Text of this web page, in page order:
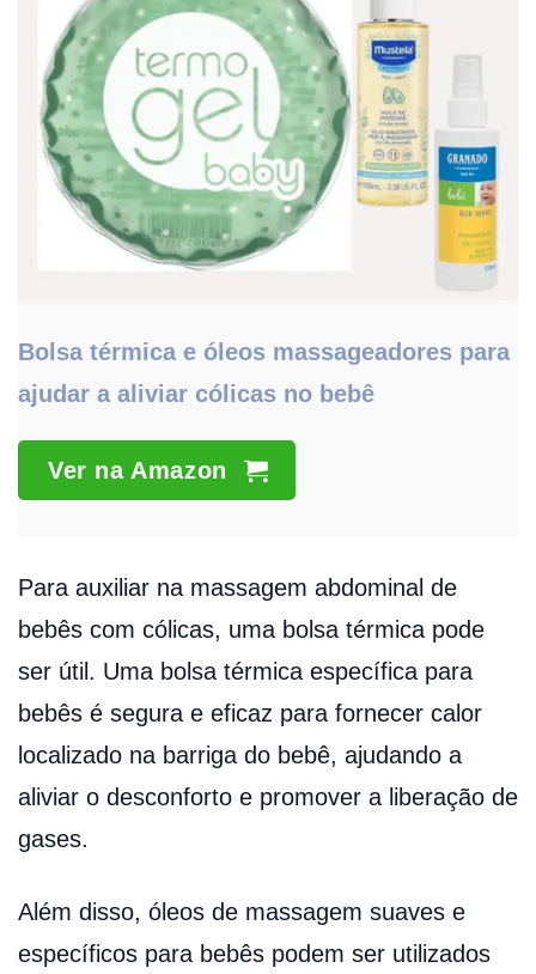
Bolsa térmica e óleos massageadores para
ajudar a aliviar cólicas no bebê
Ver na Amazon
Para auxiliar na massagem abdominal de
bebês com cólicas, uma bolsa térmica pode
ser útil. Uma bolsa térmica específica para
bebês é segura e eficaz para fornecer calor
localizado na barriga do bebê, ajudando a
aliviar o desconforto e promover a liberação de
gases.
Além disso, óleos de massagem suaves e
específicos para bebês podem ser utilizados